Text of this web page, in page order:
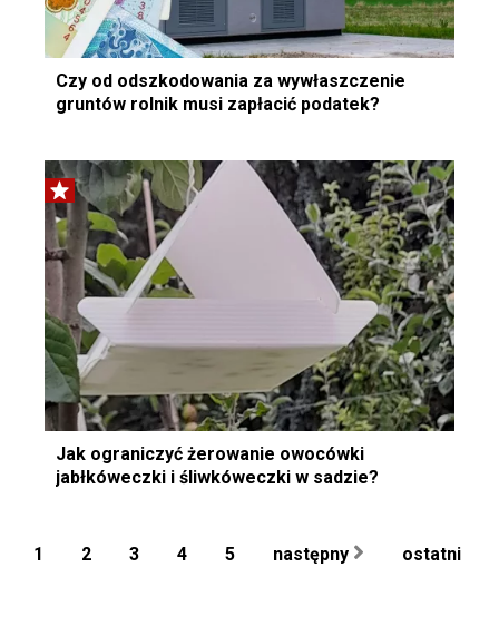
Czy od odszkodowania za wywłaszczenie
gruntów rolnik musi zapłacić podatek?
Jak ograniczyć żerowanie owocówki
jabłkóweczki i śliwkóweczki w sadzie?
1 2 3 4 5 następny ostatni